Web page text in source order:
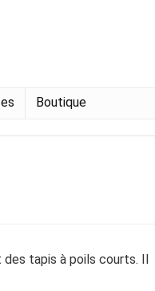
Boutique
tapis à poils courts. Il